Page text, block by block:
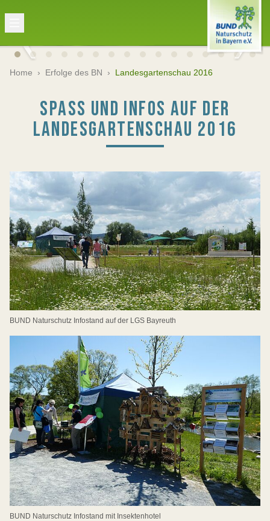
Home › Erfolge des BN › Landesgartenschau 2016
SPASS UND INFOS AUF DER L
ANDESGARTENSCHAU 2016
BUND Naturschutz Infostand auf der LGS Bayreuth
BUND Naturschutz Infostand mit Insektenhotel